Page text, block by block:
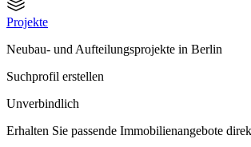
Projekte
Neubau- und Aufteilungsprojekte in Berlin
Suchprofil erstellen
Unverbindlich
Erhalten Sie passende Immobilienangebote